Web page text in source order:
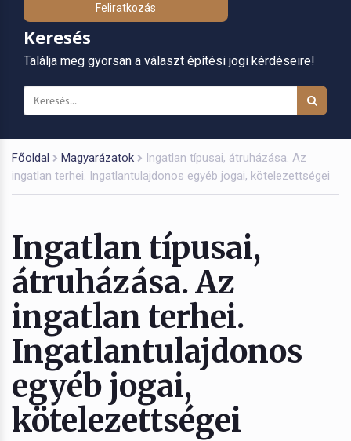
Feliratkozás
Keresés
Találja meg gyorsan a választ építési jogi kérdéseire!
Főoldal Magyarázatok
Ingatlan típusai, átruházása. Az
ingatlan terhei. Ingatlantulajdonos egyéb jogai, kötelezettségei
Ingatlan típusai,
átruházása. Az
ingatlan terhei.
Ingatlantulajdonos
egyéb jogai,
kötelezettségei